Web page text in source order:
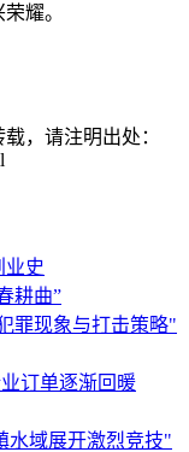
耀。
，请注明出处：
业史
耕曲”
罪现象与打击策略"
订单逐渐回暖
水域展开激烈竞技"